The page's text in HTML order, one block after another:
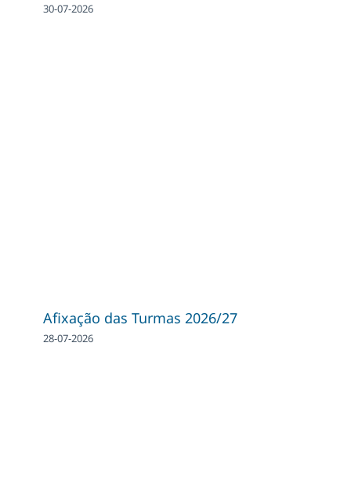
30-07-2026
Afixação das Turmas 2026/27
28-07-2026